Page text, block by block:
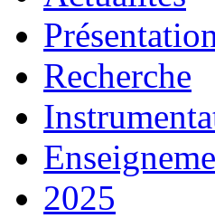
Recherche
2025